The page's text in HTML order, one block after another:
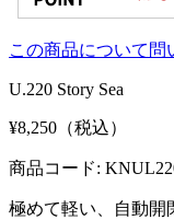
この商品について問
U.220 Story Sea
¥8,250（税込）
商品コード:
極めて軽い、自動開